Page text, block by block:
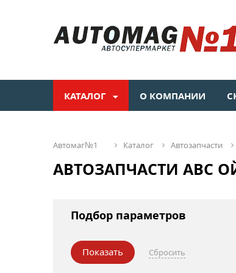
КАТАЛОГ О КОМПАНИИ
автомаг№1 каталог автозапчасти
АВТОЗАПЧАСТИ АВС
Подбор параметров